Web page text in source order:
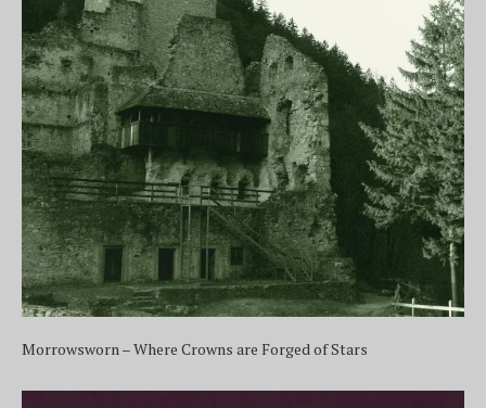
Morrowsworn – Where Crowns are Forged of Stars